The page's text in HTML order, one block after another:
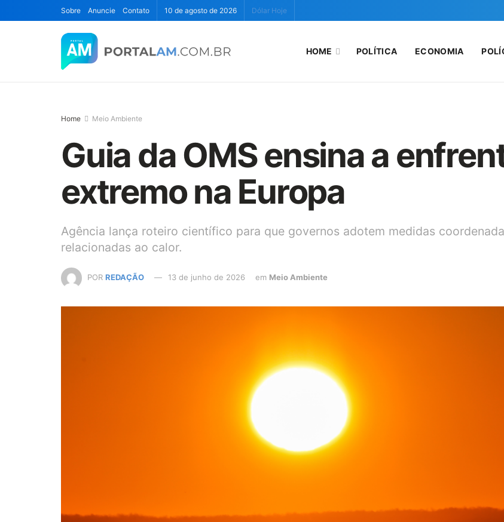
Sobre Anuncie Contato 10 de agosto de 2026 Dólar Hoje
HOME POLÍTICA ECONOMIA
Home Meio Ambiente
Guia da OMS ensina a
extremo na Europa
Agência lança roteiro científico para que governos adotem medidas
relacionadas ao calor.
POR REDAÇÃO 13 de junho de 2026 em Meio Ambiente